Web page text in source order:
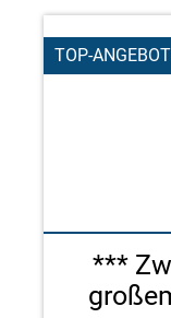
TOP-ANGEBOT
***